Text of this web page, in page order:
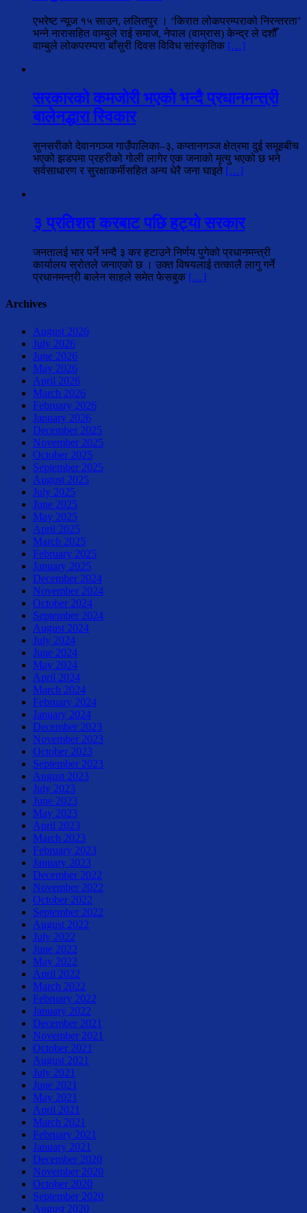
एभरेष्ट न्यूज १५ साउन, ललितपुर । ‘किरात लोकपरम्पराको निरन्तरता’
भन्ने नारासहित वाम्बुले राई समाज, नेपाल (वाम्रास) केन्द्र ले दशौँ
वाम्बुले लोकपरम्परा बाँसुरी दिवस विविध सांस्कृतिक […]
सरकारको कमजोरी भएको भन्दै प्रधानमन्त्री
बालेनद्धारा स्विकार
सुनसरीको देवानगञ्ज गाउँपालिका–३, कप्तानगञ्ज क्षेत्रमा दुई समूहबीच
भएको झडपमा प्रहरीको गोली लागेर एक जनाको मृत्यु भएको छ भने
सर्वसाधारण र सुरक्षाकर्मीसहित अन्य धेरै जना घाइते […]
३ प्रतिशत करबाट पछि हट्यो सरकार
जनतालई भार पर्ने भन्दै ३ कर हटाउने निर्णय पुगेको प्रधानमन्त्री
कार्यालय स्रोतले जनाएको छ । उक्त विषयलाई तत्कालै लागु गर्ने
प्रधानमन्त्री बालेन साहले समेत फेसबुक […]
Archives
August 2026
July 2026
June 2026
May 2026
April 2026
March 2026
February 2026
January 2026
December 2025
November 2025
October 2025
September 2025
August 2025
July 2025
June 2025
May 2025
April 2025
March 2025
February 2025
January 2025
December 2024
November 2024
October 2024
September 2024
August 2024
July 2024
June 2024
May 2024
April 2024
March 2024
February 2024
January 2024
December 2023
November 2023
October 2023
September 2023
August 2023
July 2023
June 2023
May 2023
April 2023
March 2023
February 2023
January 2023
December 2022
November 2022
October 2022
September 2022
August 2022
July 2022
June 2022
May 2022
April 2022
March 2022
February 2022
January 2022
December 2021
November 2021
October 2021
August 2021
July 2021
June 2021
May 2021
April 2021
March 2021
February 2021
January 2021
December 2020
November 2020
October 2020
September 2020
August 2020